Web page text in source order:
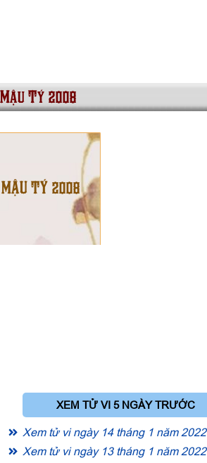
Tý 2008
TÝ 2008
XEM TỬ VI 5 NGÀY TRƯỚC
Xem tử vi ngày 14 tháng 1 năm 2022
Xem tử vi ngày 13 tháng 1 năm 2022